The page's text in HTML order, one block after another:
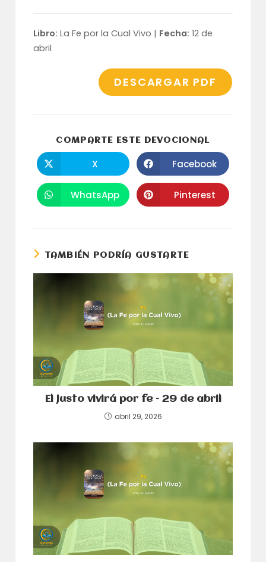
Libro: La Fe por la Cual Vivo | Fecha: 12 de
abril
DESCARGAR PDF
COMPARTE ESTE DEVOCIONAL
abre
en
una
nueva
ventana
X Se
abre
en
una
nueva
ventana
Facebook
Se
abre
WhatsApp Se
abre
Pinterest
TAMBIÉN PODRÍA GUSTARTE
El justo vivirá por fe – 29 de abril
abril 29, 2026